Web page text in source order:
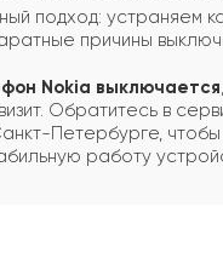
подход: устраняем
причины
Nokia выключается
Обратитесь в
Петербурге, чтобы
работу